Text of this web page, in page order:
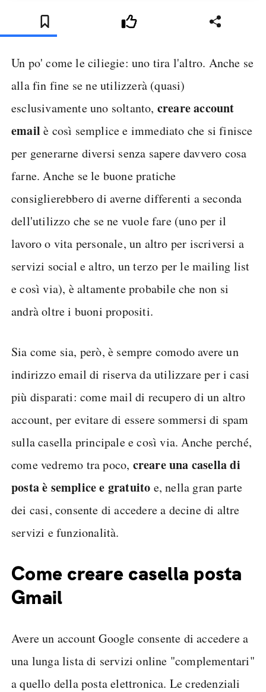
Un po' come le ciliegie: uno tira l'altro. Anche se
alla fin fine se ne utilizzerà (quasi)
esclusivamente uno soltanto, creare account
email è così semplice e immediato che si finisce
per generarne diversi senza sapere davvero cosa
farne. Anche se le buone pratiche
consiglierebbero di averne differenti a seconda
dell'utilizzo che se ne vuole fare (uno per il
lavoro o vita personale, un altro per iscriversi a
servizi social e altro, un terzo per le mailing list
e così via), è altamente probabile che non si
andrà oltre i buoni propositi.
Sia come sia, però, è sempre comodo avere un
indirizzo email di riserva da utilizzare per i casi
più disparati: come mail di recupero di un altro
account, per evitare di essere sommersi di spam
sulla casella principale e così via. Anche perché,
come vedremo tra poco, creare una casella di
posta è semplice e gratuito e, nella gran parte
dei casi, consente di accedere a decine di altre
servizi e funzionalità.
Come creare casella posta
Gmail
Avere un account Google consente di accedere a
una lunga lista di servizi online "complementari"
a quello della posta elettronica. Le credenziali